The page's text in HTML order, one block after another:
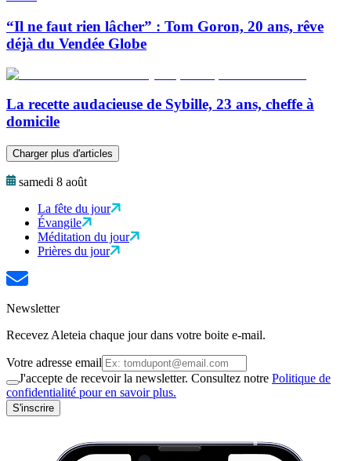
“Il ne faut rien lâcher” : Tom Goron, 20 ans, rêve
déjà du Vendée Globe
La recette audacieuse de Sybille, 23 ans, cheffe à
domicile
Charger plus d'articles
samedi 8 août
La fête du jour
Évangile
Méditation du jour
Prières du jour
Newsletter
Recevez Aleteia chaque jour dans votre boite e-mail.
Votre adresse email
J'accepte de recevoir la newsletter. Consultez notre Politique de
confidentialité pour en savoir plus.
S'inscrire